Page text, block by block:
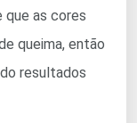
que as cores
queima, então
resultados